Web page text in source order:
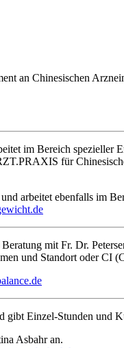
an Chinesischen
im Bereich spezieller
für
arbeitet ebenfalls im
mit Fr. Dr.
und Standort oder CI
gibt Einzel-Stunden und
Asbahr an.